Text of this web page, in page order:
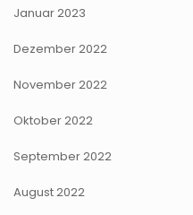
Januar 2023
Dezember 2022
November 2022
Oktober 2022
September 2022
August 2022